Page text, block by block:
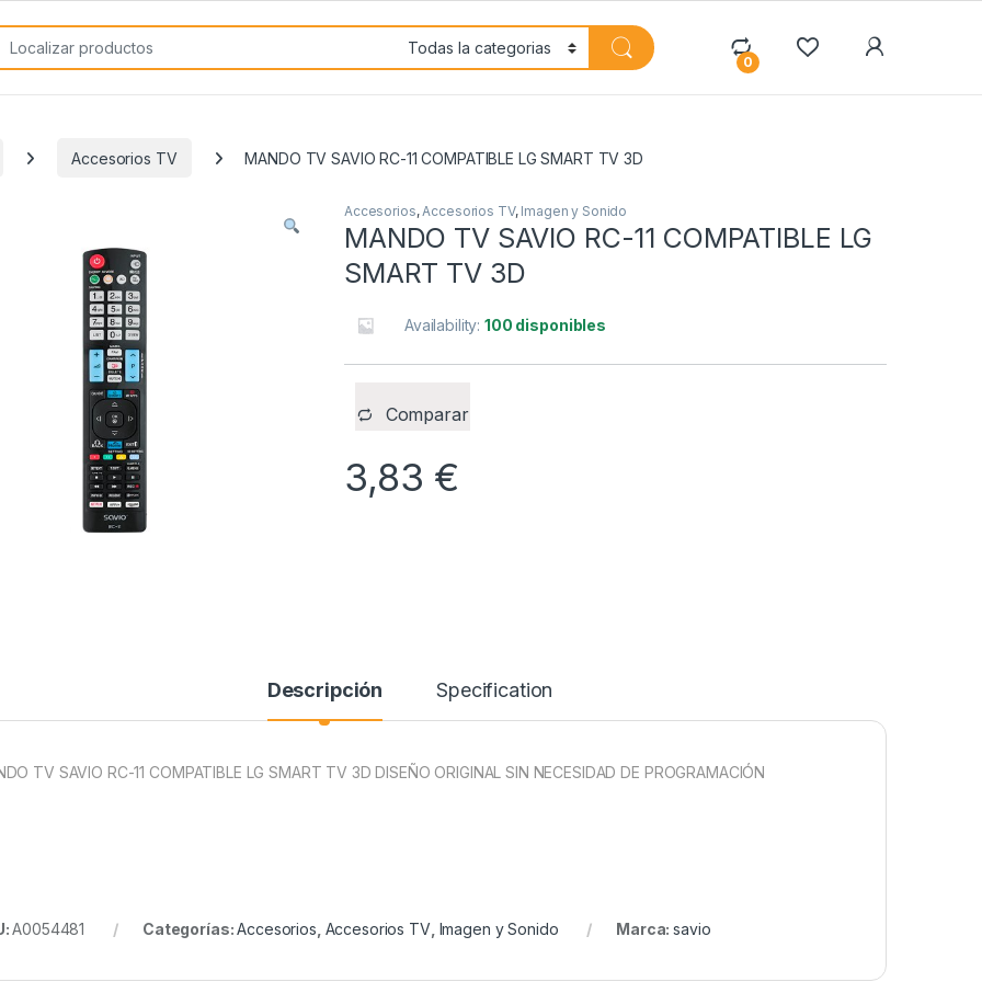
for:
0
Accesorios TV MANDO TV SAVIO RC-11 COMPATIBLE LG SMART TV 3D
Accesorios,Accesorios TV, Imagen y Sonido
MANDO TV SAVIO RC-11 COMPATIBLE LG
SMART TV 3D
Availability:100 disponibles
Comparar
3,83 €
Descripción Specification
TV SAVIO RC-11 COMPATIBLE LG SMART TV 3D DISEÑO ORIGINAL SIN NECESIDAD DE PROGRAMACIÓN
A0054481 Categorías:Accesorios Accesorios TV, Imagen y Sonido Marca:savio